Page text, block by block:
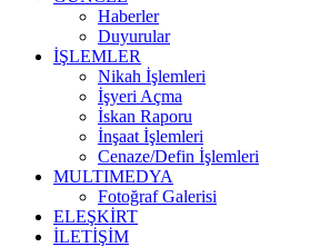
Haberler
Duyurular
İŞLEMLER
Nikah İşlemleri
İşyeri Açma
İskan Raporu
İnşaat İşlemleri
Cenaze/Defin İşlemleri
MULTIMEDYA
Fotoğraf Galerisi
ELEŞKİRT
İLETİŞİM